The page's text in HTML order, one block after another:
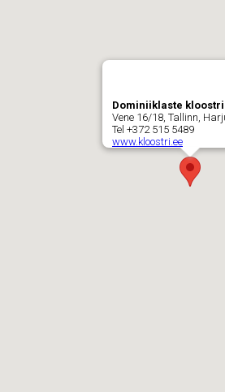
Dominiiklaste
Vene 16/18, Tallinn,
Tel +372 515 5489
www.kloostri.ee